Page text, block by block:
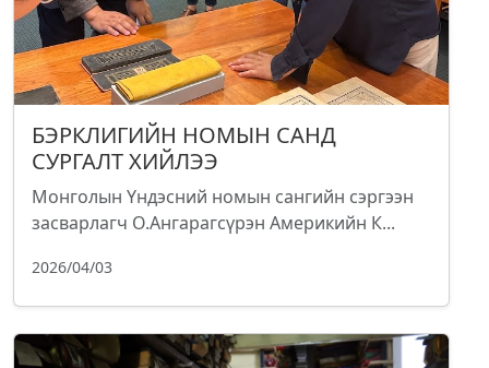
БЭРКЛИГИЙН НОМЫН САНД
СУРГАЛТ ХИЙЛЭЭ
Монголын Үндэсний номын сангийн сэргээн
засварлагч О.Ангарагсүрэн Америкийн К...
2026/04/03